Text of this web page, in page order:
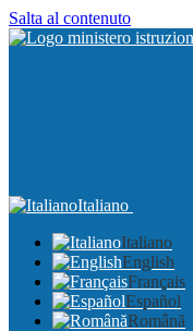
Salta al contenuto
Italiano
Italiano
English
Français
Español
Română